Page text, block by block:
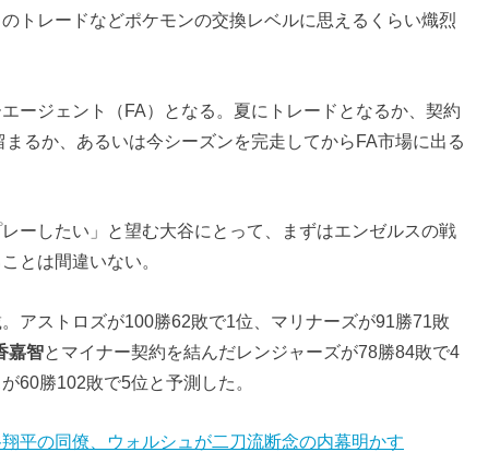
トレードなどポケモンの交換レベルに思えるくらい熾烈
ージェント（FA）となる。夏にトレードとなるか、契約
るか、あるいは今シーズンを完走してからFA市場に出る
ーしたい」と望む大谷にとって、まずはエンゼルスの戦
とは間違いない。
アストロズが100勝62敗で1位、マリナーズが91勝71敗
嘉智とマイナー契約を結んだレンジャーズが78勝84敗で4
60勝102敗で5位と予測した。
平の同僚、ウォルシュが二刀流断念の内幕明かす